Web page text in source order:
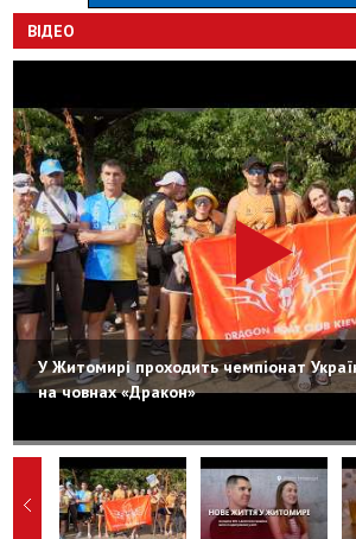
ВІДЕО
У Житомирі проходить чемпіонат
на човнах «Дракон»